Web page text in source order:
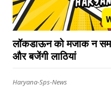
लॉकडाऊन को मजाक न
और बजेंगी लाठियां
Haryana-Sps-News